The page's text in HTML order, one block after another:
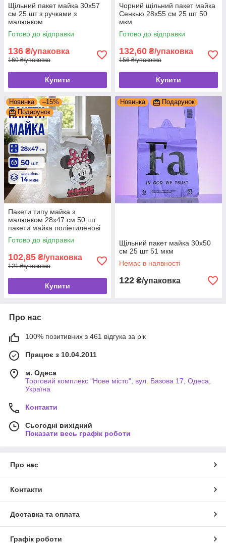
Щільний пакет майка 30x57
см 25 шт з ручками з
малюнком
Готово до відправки
136 ₴/упаковка
160 ₴/упаковка
Купити
Чорний щільний пакет майка
Сенкью 28х55 см 25 шт 50
мкм
Готово до відправки
132,60 ₴/упаковка
156 ₴/упаковка
Купити
Новинка
–15%
Подарунок
Пакети типу майка з
малюнком 28x47 см 50 шт
пакети майка поліетиленові
дитячі
Готово до відправки
102,85 ₴/упаковка
121 ₴/упаковка
Купити
Новинка Подарунок
Щільний пакет майка 30x50
см 25 шт 51 мкм
Немає в наявності
122 ₴/упаковка
Про нас
100% позитивних з 461 відгука за рік
Працює з 10.04.2011
м. Одеса
Торговий комплекс "Нове місто", вул. Базова 17, Одеса,
Україна
Контакти
Сьогодні вихідний
Показати весь графік роботи
Про нас
Контакти
Доставка та оплата
Графік роботи